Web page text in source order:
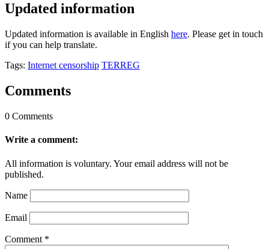
Updated information
Updated information is available in English here. Please get in touch
if you can help translate.
Tags: Internet censorship TERREG
Comments
0 Comments
Write a comment:
All information is voluntary. Your email address will not be
published.
Name
Email
Comment *